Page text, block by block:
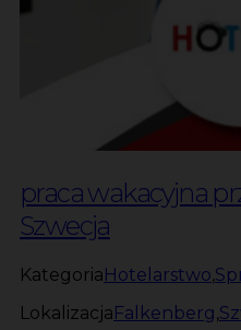
praca wakacyjna
Szwecja
KategoriaHotelarstwo,
LokalizacjaFalkenberg,